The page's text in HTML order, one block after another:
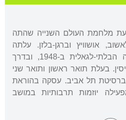
מלחמת העולם השנייה שהתה
אושוויץ וברגן-בלזן. עלתה
לישראל במסגרת העלייה הבלתי-לגאלית ב-1948, ובדרך
בעלת תואר ראשון ותואר שני
תל אביב. עסקה בהוראת
יוזמות תרבותיות במושב